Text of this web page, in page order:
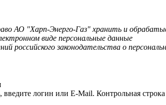
АО "Харп-Энерго-Газ" хранить и
виде персональные данные
российского законодательства о
введите логин или E-Mail. Контрольная